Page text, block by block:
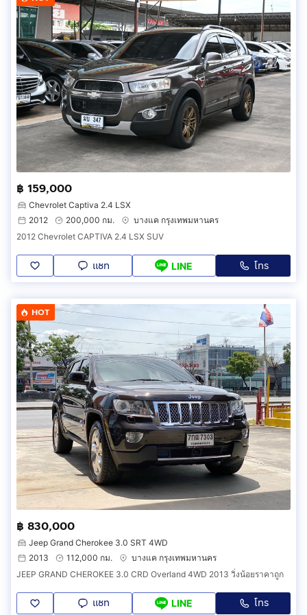
฿ 159,000
Chevrolet Captiva 2.4 LSX
2012
200,000 กม.
บางแค กรุงเทพมหานคร
2012 Chevrolet CAPTIVA 2.4 LSX SUV
แชท LINE โทร
HOT
฿ 830,000
Jeep Grand Cherokee 3.0 SRT 4WD
2013
112,000 กม.
บางแค กรุงเทพมหานคร
JEEP GRAND CHEROKEE 3.0 CRD Overland 4WD 2013 วิ่งน้อยราคาถูก
แชท LINE โทร